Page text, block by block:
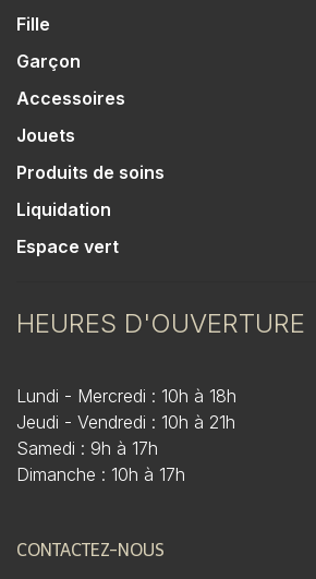
Fille
Garçon
Accessoires
Jouets
Produits de soins
Liquidation
Espace vert
HEURES D'OUVERTURE
Lundi - Mercredi : 10h à 18h
Jeudi - Vendredi : 10h à 21h
Samedi : 9h à 17h
Dimanche : 10h à 17h
CONTACTEZ-NOUS